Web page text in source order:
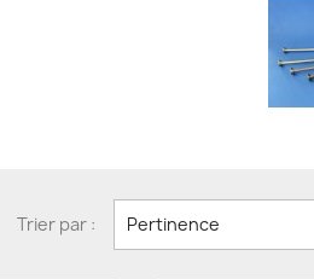
Trier par : Pertinence